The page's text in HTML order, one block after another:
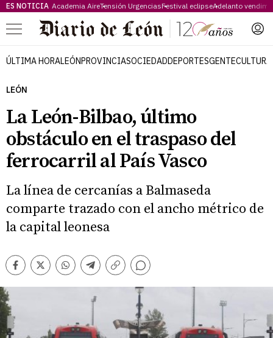
ES NOTICIA Academia AireTensión UrgenciasFestival eclipseAdelanto
Menú
ÚLTIMA HORALEÓNPROVINCIASOCIEDADDEPORTESGENTECULTURA
LEÓN
La León-Bilbao, último
obstáculo en el traspaso del
ferrocarril al País Vasco
La línea de cercanías a Balmaseda
comparte trazado con el ancho métrico de
la capital leonesa
Facebook
TwitterWhatsappTelegram
Copiar
Comentarios